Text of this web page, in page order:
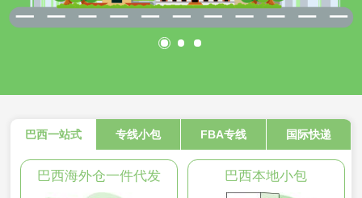
巴西一站式 专线小包 FBA专线 国际快递
巴西海外仓一件代发 巴西本地小包